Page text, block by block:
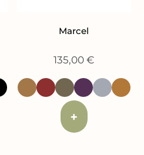
Marcel
135,00€